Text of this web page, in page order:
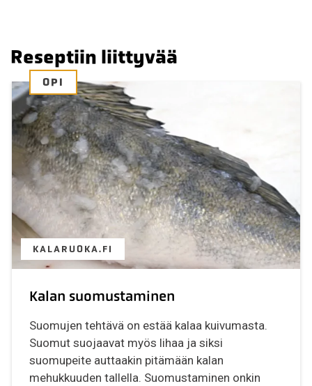
Reseptiin liittyvää
OPI
KALARUOKA.FI
Kalan suomustaminen
Suomujen tehtävä on estää kalaa kuivumasta.
Suomut suojaavat myös lihaa ja siksi
suomupeite auttaakin pitämään kalan
mehukkuuden tallella. Suomustaminen onkin